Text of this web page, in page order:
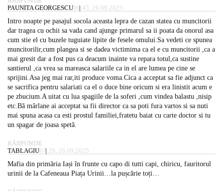
PAUNITA GEORGESCU06:45, 26.09.2025
Intro noapte pe pasajul socola aceasta lepra de cazan statea cu muncitorii
dar tragea cu ochii sa vada cand ajunge primarul sa ii poata da onorul asa
cum stie el cu buzele tuguiate lipite de fesele omului.Sa vedeti ce spunea
muncitorilir,cum plangea si se dadea victimima ca el e cu muncitorii ,ca a
mai gresit dar a fost pus ca deacum inainte va repara totul,ca sustine
santierul ,ca vrea sa mareasca salariile ca in el are lumea pe cine se
sprijini.Asa jeg mai rar,iti produce voma.Cica a acceptat sa fie adjunct ca
se sacrifica pentru salariati ca el o duce bine oricum si era linistit acum e
pe zbucium.A uitat cu lua spagiile de la soferi ,cum vindea balastu ,nisip
etc.Bă mârlane ai acceptat sa fii director ca sa poti fura vartos si sa nuti
mai spuna acasa ca esti prostul familiei,fratetu baiat cu carte doctor si tu
un spagar de joasa spetă.
RĂSPUNDE
TABLAGIU07:29, 26.09.2025
Mafia din primăria Iași în frunte cu capo di tutti capi, chiricu, fauritorul
urinii de la Cafeneaua Piața Urinii…la pușcărie toți…